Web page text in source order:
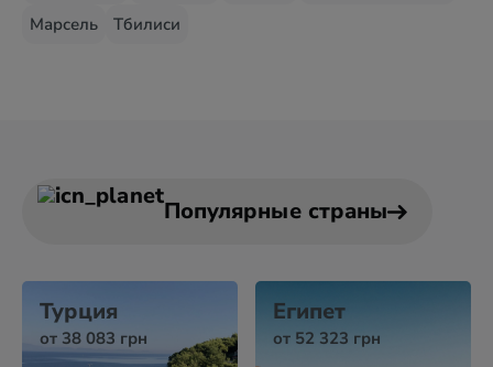
Марсель
Тбилиси
Популярные страны
Турция
от 38 083 грн
Египет
от 52 323 грн